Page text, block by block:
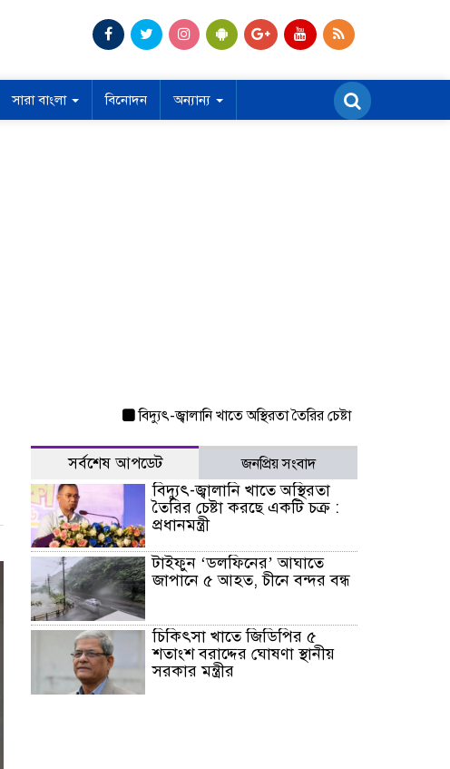
সারা বাংলা বিনোদন অন্যান্য
বিদ্যুৎ-জ্বালানি খাতে অস্থিরতা তৈরির চেষ্টা করছে একটি চক্র :
সর্বশেষ আপডেট জনপ্রিয় সংবাদ
বিদ্যুৎ-জ্বালানি খাতে অস্থিরতা
তৈরির চেষ্টা করছে একটি চক্র :
প্রধানমন্ত্রী
টাইফুন ‘ডলফিনের’ আঘাতে
জাপানে ৫ আহত, চীনে বন্দর বন্ধ
চিকিৎসা খাতে জিডিপির ৫
শতাংশ বরাদ্দের ঘোষণা স্থানীয়
সরকার মন্ত্রীর